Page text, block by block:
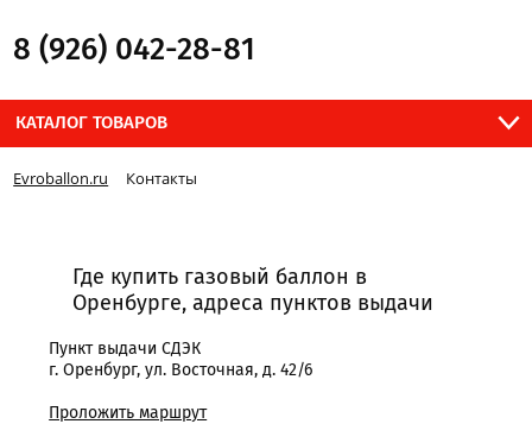
8 (926) 042-28-81
КАТАЛОГ ТОВАРОВ
Evroballon.ru Контакты
Где купить газовый баллон в
Оренбурге, адреса пунктов выдачи
Пункт выдачи СДЭК
г. Оренбург, ул. Восточная, д. 42/6
Проложить маршрут